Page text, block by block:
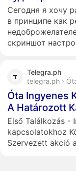
Сегодня я хочу
в принципе как
скриншот
Telegra.ph
telegra.ph ›
Óta Ingyenes
A Határozott
Első Találkozás -
kapcsolatokhoz
Szervezett akció